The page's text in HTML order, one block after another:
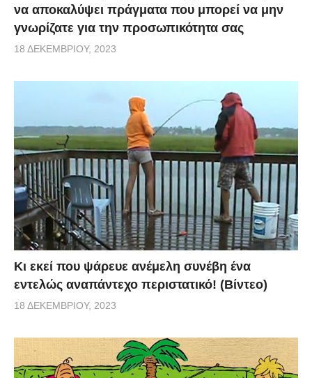
να αποκαλύψει πράγματα που μπορεί να μην
γνωρίζατε για την προσωπικότητα σας
18 ΔΕΚΕΜΒΡΊΟΥ, 2023
Κι εκεί που ψάρευε ανέμελη συνέβη ένα
εντελώς αναπάντεχο περιστατικό! (Βίντεο)
18 ΔΕΚΕΜΒΡΊΟΥ, 2023